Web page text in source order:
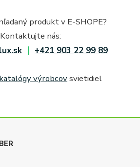
produkt v E-SHOPE?
Kontaktujte nás:
| +421 903 22 99 89
katalógy výrobcovsvietidiel